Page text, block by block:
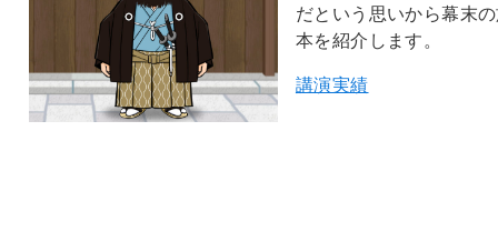
だという思いから幕末
本を紹介します。
講演実績